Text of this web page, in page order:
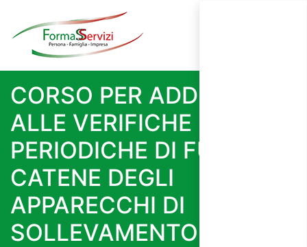
CORSO PER ADDETTI
ALLE VERIFICHE
PERIODICHE DI FUNI E
CATENE DEGLI
APPARECCHI DI
SOLLEVAMENTO